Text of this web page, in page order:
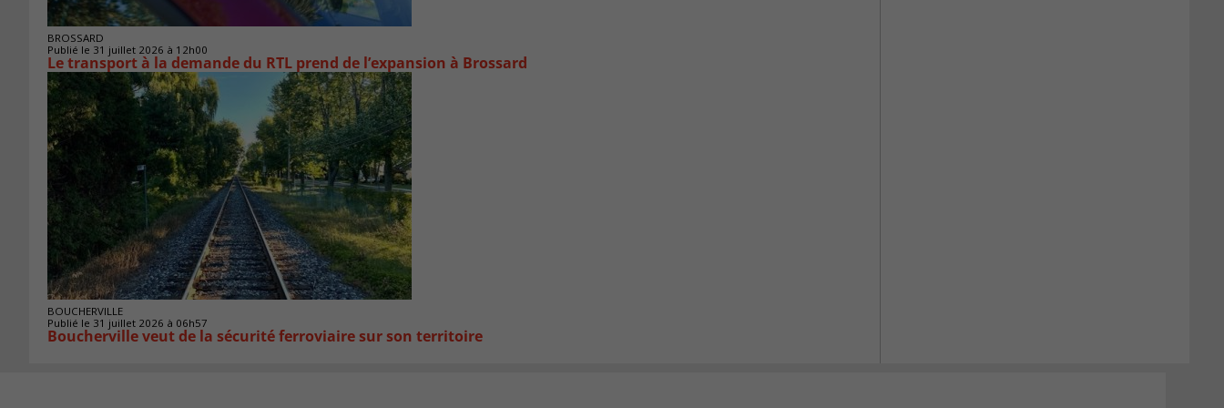
BROSSARD
Publié le 31 juillet 2026 à 12h00
Le transport à la demande du RTL prend de l’expansion à Brossard
BOUCHERVILLE
Publié le 31 juillet 2026 à 06h57
Boucherville veut de la sécurité ferroviaire sur son territoire